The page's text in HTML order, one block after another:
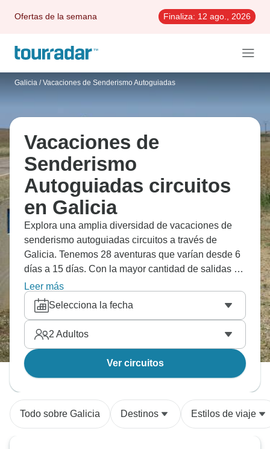
Ofertas de la semana Finaliza: 12 ago., 2026
Galicia / Vacaciones de Senderismo Autoguiadas
Vacaciones de
Senderismo
Autoguiadas circuitos
en Galicia
Explora una amplia diversidad de vacaciones de
senderismo autoguiadas circuitos a través de
Galicia. Tenemos 28 aventuras que varían desde 6
días a 15 días. Con la mayor cantidad de salidas en
Agosto, esta es también la época más popular del
año.
Leer más
Selecciona la fecha
2 Adultos
Ver circuitos
Todo sobre Galicia Destinos Estilos de viaje